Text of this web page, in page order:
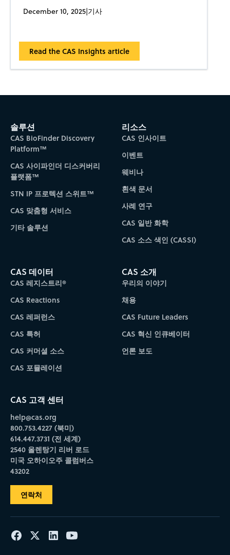
December 10, 2025|기사
Read the CAS Insights article
솔루션
CAS BioFinder Discovery
Platform™
CAS 사이파인더 디스커버리
플랫폼™
STN IP 프로텍션 스위트™
CAS 맞춤형 서비스
기타 솔루션
리소스
CAS 인사이트
이벤트
웨비나
흰색 문서
사례 연구
CAS 일반 화학
CAS 소스 색인 (CASSI)
CAS 데이터
CAS 레지스트리®
CAS Reactions
CAS 레퍼런스
CAS 특허
CAS 커머셜 소스
CAS 포뮬레이션
CAS 소개
우리의 이야기
채용
CAS Future Leaders
CAS 혁신 인큐베이터
언론 보도
CAS 고객 센터
help@cas.org
800.753.4227 (북미)
614.447.3731 (전 세계)
2540 올렌탕기 리버 로드
미국 오하이오주 콜럼버스
43202
연락처